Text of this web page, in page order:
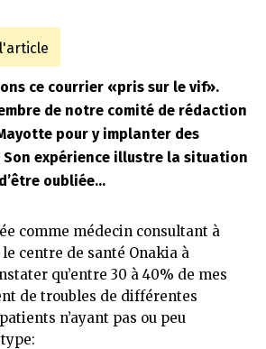
ce courrier «pris sur le vif».
de notre comité de rédaction
pour y implanter des
Son expérience illustre la situation
oubliée…
comme médecin consultant à
centre de santé Onakia à
qu’entre 30 à 40% de mes
de troubles de différentes
n’ayant pas ou peu